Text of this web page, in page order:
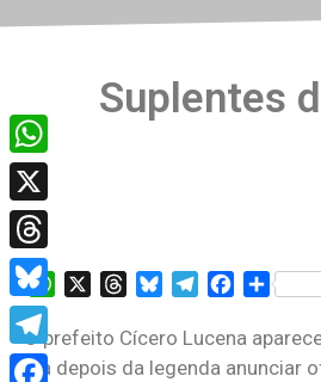
Suplentes
WhatsAppThreadsBlueskyTelegramFacebook
Share
O prefeito Cícero Lucena
dia depois da legenda anunciar
WhatsApp
X
Threads
Bluesky
Telegram